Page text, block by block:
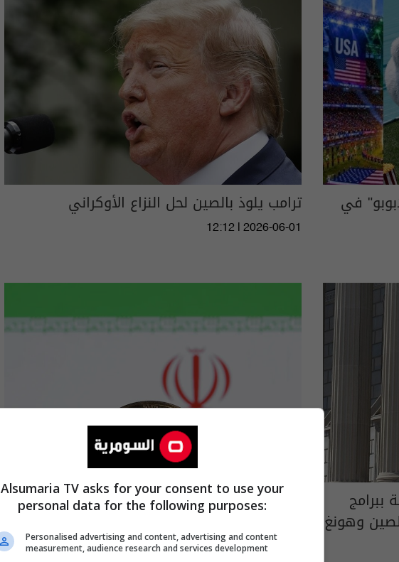
في ترامب يلوذ بالصين لحل النزاع الأوكراني
12:12 | 2026-06-01
وهونغ
واشنطن تجمد 344 مليون دولار من العملات
المشفرة الإيرانية
01:32 | 2026-04-25
Alsumaria TV asks for your consent to use your
personal data for the following purposes:
Personalised advertising and content, advertising and content
measurement, audience research and services development